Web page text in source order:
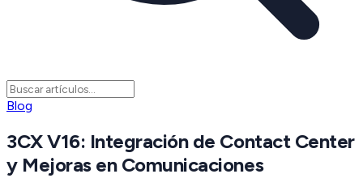
Blog
3CX V16: Integración de Contact Center
y Mejoras en Comunicaciones